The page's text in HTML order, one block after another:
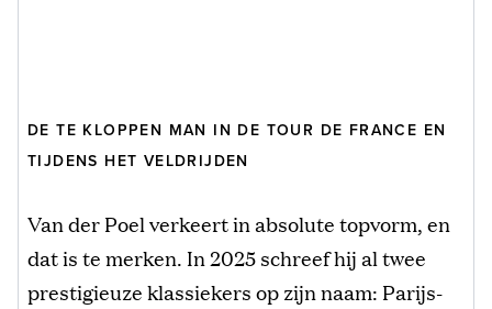
DE TE KLOPPEN MAN IN DE TOUR DE FRANCE EN
TIJDENS HET VELDRIJDEN
Van der Poel verkeert in absolute topvorm, en
dat is te merken. In 2025 schreef hij al twee
prestigieuze klassiekers op zijn naam: Parijs-